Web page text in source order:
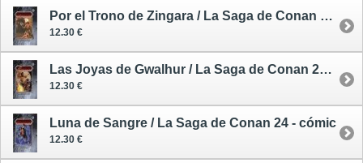
Por el Trono de Zingara / La Saga de Conan 21 - cómic
12.30 €
Las Joyas de Gwalhur / La Saga de Conan 22 - comic
12.30 €
Luna de Sangre / La Saga de Conan 24 - cómic
12.30 €